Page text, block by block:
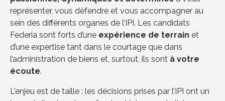
représenter, vous défendre et vous accompagner au
sein des différents organes de l’IPI. Les candidats
Federia sont forts d’une expérience de terrain et
d’une expertise tant dans le courtage que dans
l’administration de biens et, surtout, ils sont à votre
écoute.
L'enjeu est de taille : les décisions prises par l’IPI ont un